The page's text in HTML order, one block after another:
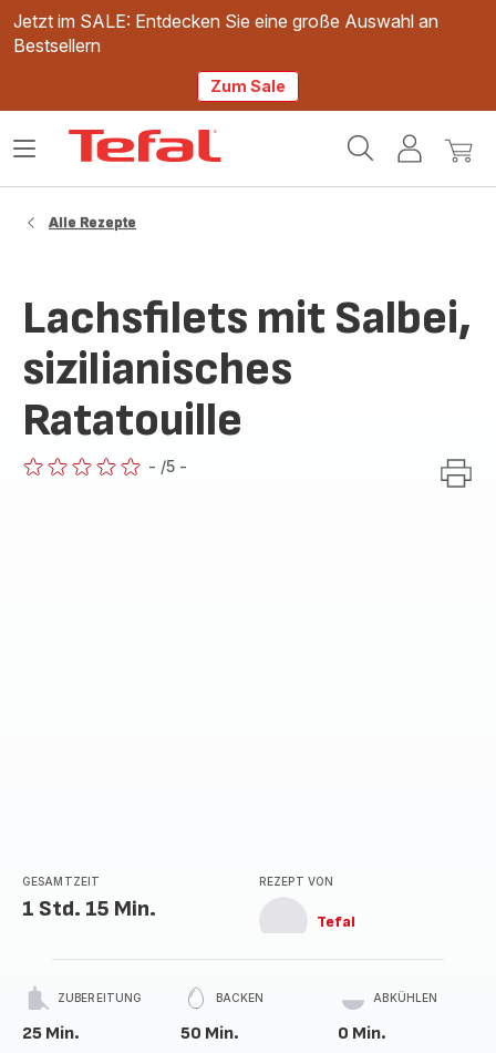
Jetzt im SALE: Entdecken Sie eine große Auswahl an
Bestsellern
Zum Sale
Mein
Mein
Das
Alle Rezepte
Lachsfilets mit Salbei,
sizilianisches
Ratatouille
- /5 -
GESAMTZEIT
1 Std. 15 Min.
REZEPT VON
Tefal
ZUBEREITUNG
25 Min.
BACKEN
50 Min.
ABKÜHLEN
0 Min.